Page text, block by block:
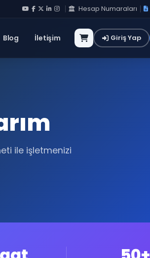
Hesap Numaraları
Blog İletişim Giriş Yap
ile işletmenizi